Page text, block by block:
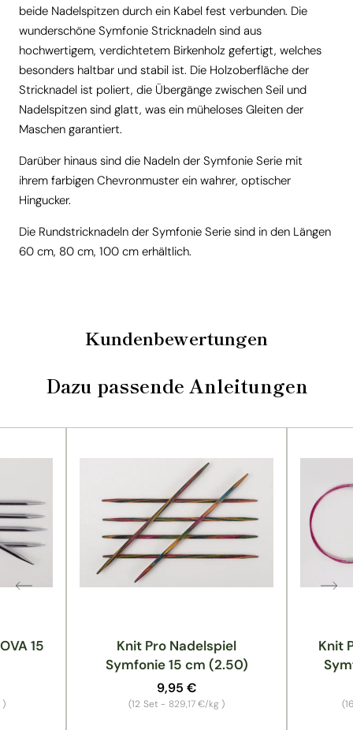
beide Nadelspitzen durch ein Kabel fest verbunden. Die
wunderschöne Symfonie Stricknadeln sind aus
hochwertigem, verdichtetem Birkenholz gefertigt, welches
besonders haltbar und stabil ist. Die Holzoberfläche der
Stricknadel ist poliert, die Übergänge zwischen Seil und
Nadelspitzen sind glatt, was ein müheloses Gleiten der
Maschen garantiert.
Darüber hinaus sind die Nadeln der Symfonie Serie mit
ihrem farbigen Chevronmuster ein wahrer, optischer
Hingucker.
Die Rundstricknadeln der Symfonie Serie sind in den Längen
60 cm, 80 cm, 100 cm erhältlich.
Kundenbewertungen
Dazu passende Anleitungen
15
)
Knit Pro Nadelspiel
Symfonie 15 cm (2.50)
Normaler
Preis
9,95 €
(12 Set - Grundpreis
829,17 €/kg )
Knit